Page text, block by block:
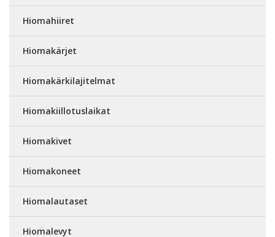
Hiomahiiret
Hiomakärjet
Hiomakärkilajitelmat
Hiomakiillotuslaikat
Hiomakivet
Hiomakoneet
Hiomalautaset
Hiomalevyt